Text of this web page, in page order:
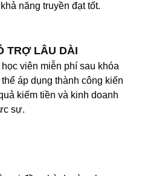
năng truyền đạt tốt.
TRỢ LÂU DÀI
viên miễn phí sau khóa
áp dụng thành công kiến
kiếm tiền và kinh doanh
sự.